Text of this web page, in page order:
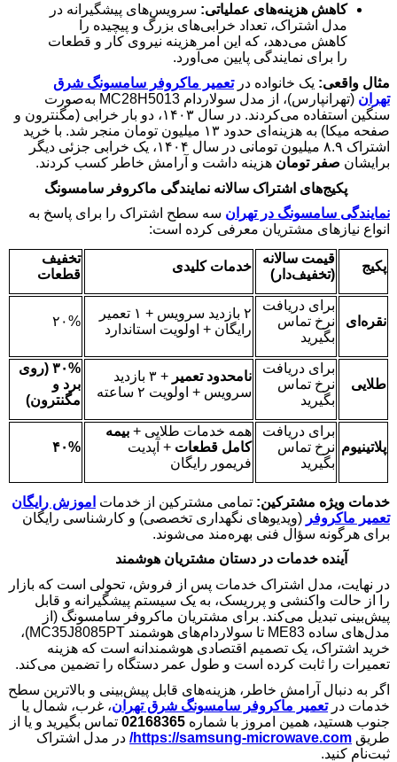
کاهش هزینه‌های عملیاتی: سرویس‌های پیشگیرانه در
مدل اشتراک، تعداد خرابی‌های بزرگ و پیچیده را
کاهش می‌دهد، که این امر هزینه نیروی کار و قطعات
را برای نمایندگی پایین می‌آورد.
مثال واقعی: یک خانواده درتعمیر ماکروفر سامسونگ شرق
تهران (تهرانپارس)، از مدل سولاردام MC28H5013 به‌صورت
سنگین استفاده می‌کردند. در سال ۱۴۰۳، دو بار خرابی (مگنترون و
صفحه میکا) به هزینه‌ای حدود ۱۳ میلیون تومان منجر شد. با خرید
اشتراک ۸.۹ میلیون تومانی در سال ۱۴۰۴، یک خرابی جزئی دیگر
برایشان صفر تومان هزینه داشت و آرامش خاطر کسب کردند.
پکیج‌های اشتراک سالانه نمایندگی ماکروفر سامسونگ
نمایندگی سامسونگ در تهران سه سطح اشتراک را برای پاسخ به
انواع نیازهای مشتریان معرفی کرده است:
پکیج
قیمت سالانه
(تخفیف‌دار)
خدمات کلیدی
تخفیف
قطعات
نقره‌ای
برای دریافت
نرخ تماس
بگیرید
۲ بازدید سرویس + ۱ تعمیر
رایگان + اولویت استاندارد
۲۰%
طلایی
برای دریافت
نرخ تماس
بگیرید
نامحدود تعمیر + ۳
بازدید
سرویس + اولویت ۲ ساعته
۳۰% ( روی
برد و
مگنترون)
پلاتینیوم
برای دریافت
نرخ تماس
بگیرید
همه خدمات طلایی + بیمه
کامل قطعات + آپدیت
فریمور رایگان
۴۰%
خدمات ویژه مشترکین: تمامی مشترکین از خدمات اموزش رایگان
تعمیر ماکروفر (ویدیوهای نگهداری تخصصی) و کارشناسی رایگان
برای هرگونه سؤال فنی بهره‌مند می‌شوند.
آینده خدمات در دستان مشتریان هوشمند
در نهایت، مدل اشتراک خدمات پس از فروش، تحولی است که بازار
را از حالت واکنشی و پرریسک، به یک سیستم پیشگیرانه و قابل
پیش‌بینی تبدیل می‌کند. برای مشتریان ماکروفر سامسونگ (از
مدل‌های ساده ME83 تا سولاردام‌های هوشمند MC35J8085PT)،
خرید اشتراک، یک تصمیم اقتصادی هوشمندانه است که هزینه
تعمیرات را ثابت کرده است و طول عمر دستگاه را تضمین می‌کند.
اگر به دنبال آرامش خاطر، هزینه‌های قابل پیش‌بینی و بالاترین سطح
خدمات درتعمیر ماکروفر سامسونگ شرق تهران، غرب، شمال یا
جنوب هستید، همین امروز با شماره 02168365 تماس بگیرید و یا از
طریق https://samsung-microwave.com
/ در مدل اشتراک
ثبت‌نام کنید.